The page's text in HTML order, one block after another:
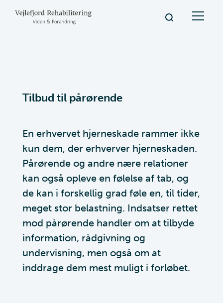
Tilbud til pårørende
En erhvervet hjerneskade rammer ikke
kun dem, der erhverver hjerneskaden.
Pårørende og andre nære relationer
kan også opleve en følelse af tab, og
de kan i forskellig grad føle en, til tider,
meget stor belastning. Indsatser rettet
mod pårørende handler om at tilbyde
information, rådgivning og
undervisning, men også om at
inddrage dem mest muligt i forløbet.